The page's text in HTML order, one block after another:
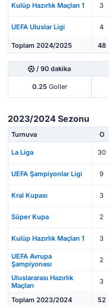
Kulüp Hazırlık Maçları 1 3
UEFA Uluslar Ligi 4
Toplam 2024/2025 48
/ 90 dakika
0.25Goller
2023/2024 Sezonu
Turnuva O
La Liga 30
UEFA Şampiyonlar Ligi 9
Kral Kupası 3
Süper Kupa 2
Kulüp Hazırlık Maçları 1 3
UEFA Avrupa
Şampiyonası
2
Uluslararası Hazırlık
Maçları
3
Toplam 2023/2024 52